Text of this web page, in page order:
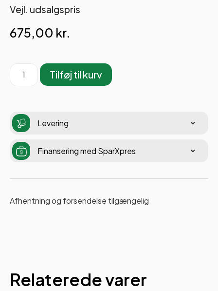
Vejl. udsalgspris
675,00 kr.
Tilføj til kurv
Levering
Finansering med SparXpres
Afhentning og forsendelse tilgængelig
Relaterede varer